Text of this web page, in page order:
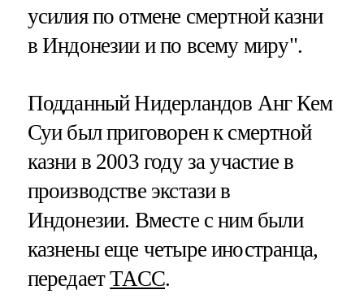
усилия по отмене смертной казни
в Индонезии и по всему миру".
Подданный Нидерландов Анг Кем
Суи был приговорен к смертной
казни в 2003 году за участие в
производстве экстази в
Индонезии. Вместе с ним были
казнены еще четыре иностранца,
передаетТАСС.